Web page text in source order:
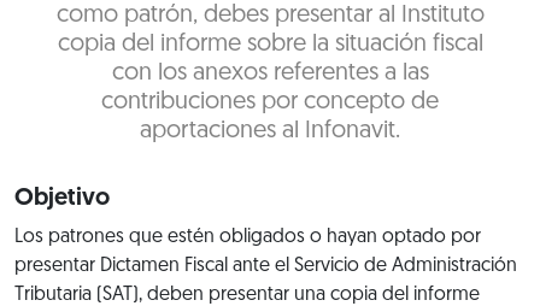
como patrón, debes presentar al Instituto
copia del informe sobre la situación fiscal
con los anexos referentes a las
contribuciones por concepto de
aportaciones al Infonavit.
Objetivo
Los patrones que estén obligados o hayan optado por
presentar Dictamen Fiscal ante el Servicio de Administración
Tributaria (SAT), deben presentar una copia del informe